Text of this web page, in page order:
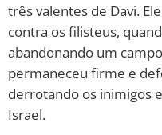
três valentes de Davi.
contra os filisteus,
abandonando um
permaneceu firme e
derrotando os inimigos
Israel.